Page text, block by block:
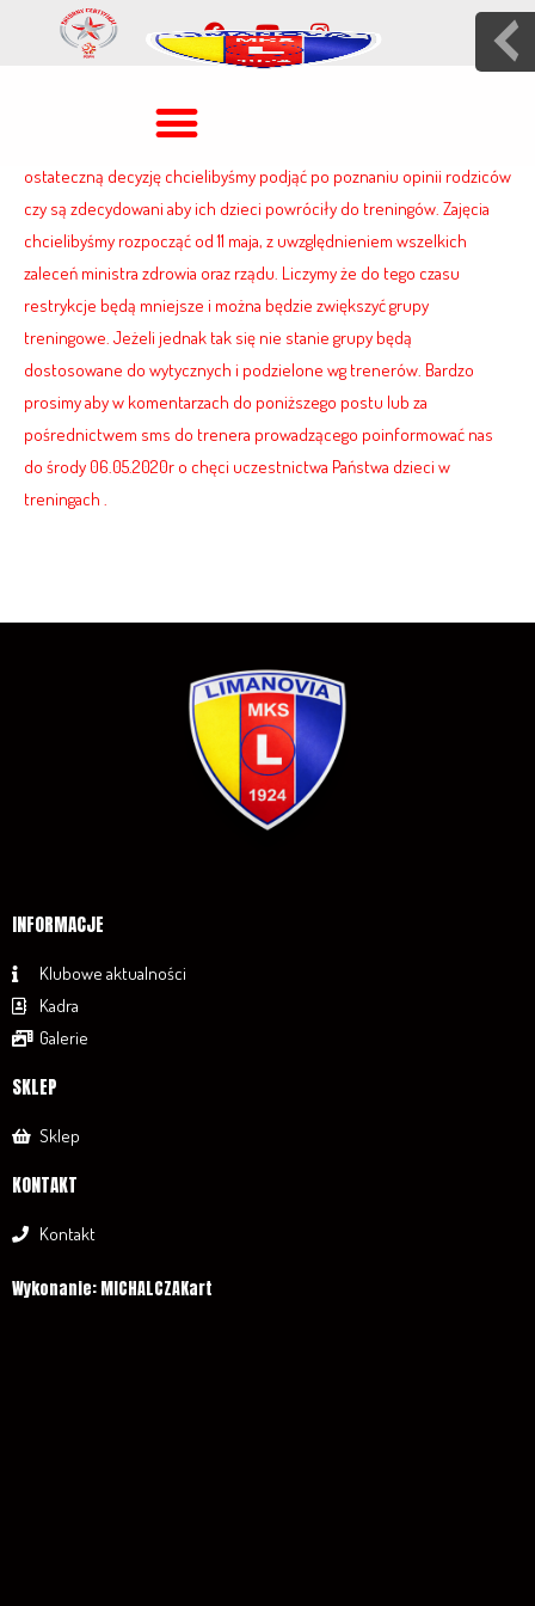
Drodzy rodzice. W związku z ograniczeniem obostrzeń przez rząd
chcielibyśmy wznowić zajęcia treningowe w naszej akademii. Jednak
ostateczną decyzję chcielibyśmy podjąć po poznaniu opinii rodziców
czy są zdecydowani aby ich dzieci powróciły do treningów. Zajęcia
chcielibyśmy rozpocząć od 11 maja, z uwzględnieniem wszelkich
zaleceń ministra zdrowia oraz rządu. Liczymy że do tego czasu
restrykcje będą mniejsze i można będzie zwiększyć grupy
treningowe. Jeżeli jednak tak się nie stanie grupy będą
dostosowane do wytycznych i podzielone wg trenerów. Bardzo
prosimy aby w komentarzach do poniższego postu lub za
pośrednictwem sms do trenera prowadzącego poinformować nas
do środy 06.05.2020r o chęci uczestnictwa Państwa dzieci w
treningach .
INFORMACJE
Klubowe aktualności
Kadra
Galerie
SKLEP
Sklep
KONTAKT
Kontakt
Wykonanie: MICHALCZAKart